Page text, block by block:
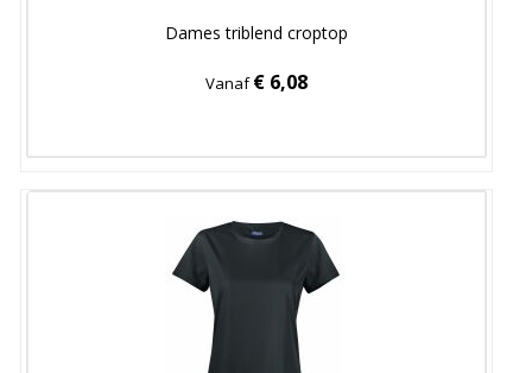
Dames triblend croptop
Vanaf€ 6,08